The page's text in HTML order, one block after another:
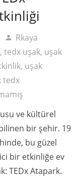
person Rkaya
,tedx uşak, uşak
, uşak
tedx
ve kültürel
bir şehir. 19
bu güzel
bir etkinliğe ev
TEDx Atapark.